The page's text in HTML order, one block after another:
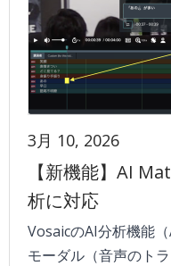
3月 10, 2026
【新機能】AI
析に対応
VosaicのAI分析機能
モーダル（音声のト